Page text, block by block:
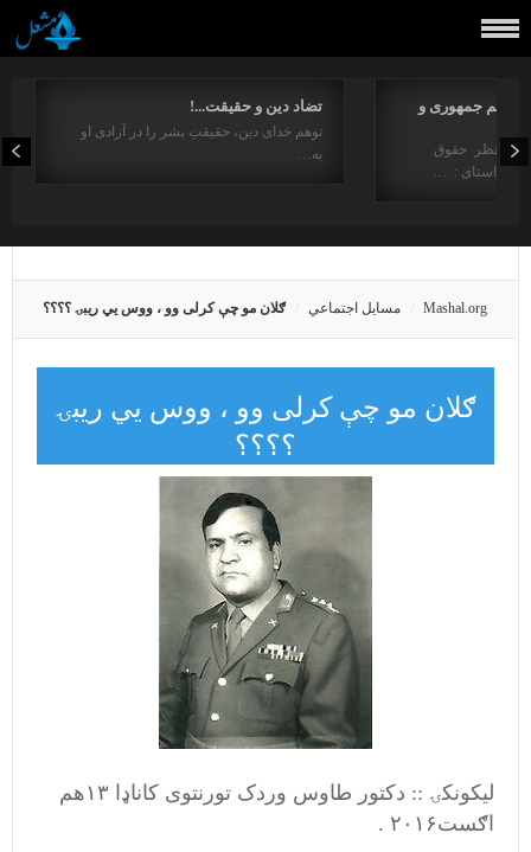
تضاد دین و حقیقت...!
توهم خدای دین، حقیقتِ بشر را در آزادی او
به…
جمهوری و
از منظر حقوق
در راستای : …
Mashal.org مسايل اجتماعي ګلان مو چې کرلی وو ، ووس يي ریبۍ ؟؟؟؟
ګلان مو چې کرلی وو ، ووس يي ریبۍ
؟؟؟؟
لیکونکۍ :: دکتور طاوس وردک تورنتوی کاناډا ۱۳هم
اګست۲۰۱۶ .